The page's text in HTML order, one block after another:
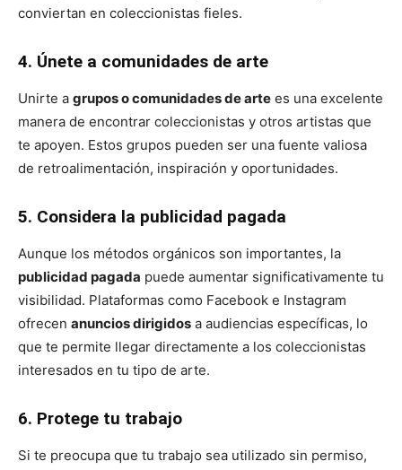
conviertan en coleccionistas fieles.
4. Únete a comunidades de arte
Unirte a grupos o comunidades de arte es una excelente
manera de encontrar coleccionistas y otros artistas que
te apoyen. Estos grupos pueden ser una fuente valiosa
de retroalimentación, inspiración y oportunidades.
5. Considera la publicidad pagada
Aunque los métodos orgánicos son importantes, la
publicidad pagada puede aumentar significativamente tu
visibilidad. Plataformas como Facebook e Instagram
ofrecen anuncios dirigidos a audiencias específicas, lo
que te permite llegar directamente a los coleccionistas
interesados en tu tipo de arte.
6. Protege tu trabajo
Si te preocupa que tu trabajo sea utilizado sin permiso,